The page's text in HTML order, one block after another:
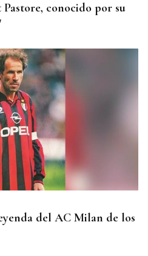
conocido por su
del AC Milan de los